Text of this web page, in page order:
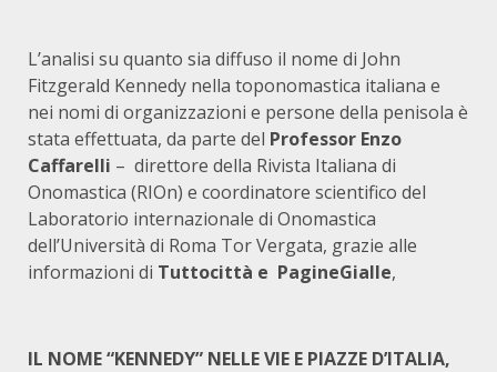
L’analisi su quanto sia diffuso il nome di John
Fitzgerald Kennedy nella toponomastica italiana e
nei nomi di organizzazioni e persone della penisola è
stata effettuata, da parte del Professor Enzo
Caffarelli – direttore della Rivista Italiana di
Onomastica (RIOn) e coordinatore scientifico del
Laboratorio internazionale di Onomastica
dell’Università di Roma Tor Vergata, grazie alle
informazioni di Tuttocittà e PagineGialle,
IL NOME “KENNEDY” NELLE VIE E PIAZZE D’ITALIA,